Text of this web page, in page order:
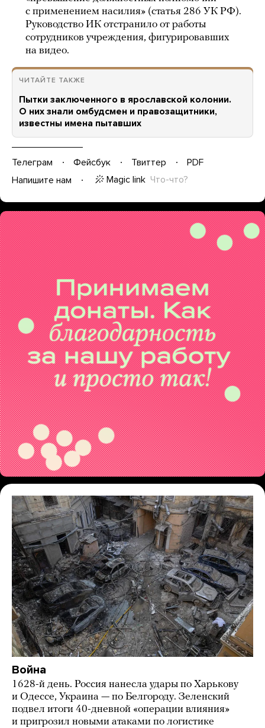
с применением насилия» (статья 286 УК РФ).
Руководство ИК отстранило от работы
сотрудников учреждения, фигурировавших
на видео.
ЧИТАЙТЕ ТАКЖЕ
Пытки заключенного в ярославской колонии.
О них знали омбудсмен и правозащитники,
известны имена пытавших
Телеграм Фейсбук Твиттер
PDF
Напишите нам
Magic link Что-что?
Война
1628-й день. Россия нанесла удары по Харькову
и Одессе, Украина — по Белгороду. Зеленский
подвел итоги 40-дневной «операции влияния»
и пригрозил новыми атаками по логистике